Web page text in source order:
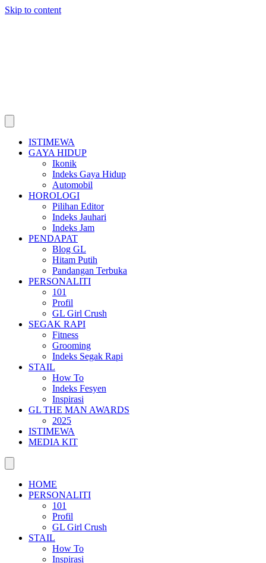
Skip to content
ISTIMEWA
GAYA HIDUP
Ikonik
Indeks Gaya Hidup
Automobil
HOROLOGI
Pilihan Editor
Indeks Jauhari
Indeks Jam
PENDAPAT
Blog GL
Hitam Putih
Pandangan Terbuka
PERSONALITI
101
Profil
GL Girl Crush
SEGAK RAPI
Fitness
Grooming
Indeks Segak Rapi
STAIL
How To
Indeks Fesyen
Inspirasi
GL THE MAN AWARDS
2025
ISTIMEWA
MEDIA KIT
HOME
PERSONALITI
101
Profil
GL Girl Crush
STAIL
How To
Inspirasi